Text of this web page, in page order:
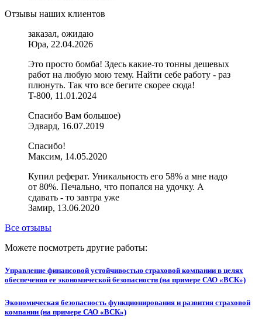
Отзывы наших клиентов
заказал, ожидаю
Юра, 22.04.2026
Это просто бомба! Здесь какие-то тонны дешевых
работ на любую мою тему. Найти себе работу - раз
плюнуть. Так что все бегите скорее сюда!
T-800, 11.01.2024
Спасибо Вам большое)
Эдвард, 16.07.2019
Спасибо!
Максим, 14.05.2020
Купил реферат. Уникальность его 58% а мне надо
от 80%. Печально, что попался на удочку. А
сдавать - то завтра уже
Замир, 13.06.2020
Все отзывы
Можете посмотреть другие работы:
Управление финансовой устойчивостью страховой компании в целях
обеспечения ее экономической безопасности (на примере САО «ВСК»)
Экономическая безопасность функционирования и развития страховой
компании (на примере САО «ВСК»)